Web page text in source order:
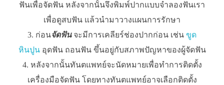
ฟันเพื่อจัดฟัน หลังจากนั้นจึงพิมพ์ปากแบบจำลองฟันเรา
เพื่อดูสบฟัน แล้วนำมาวางแผนการรักษา
ก่อนจัดฟันจะมีการเคลียร์ช่องปากก่อน เช่น ขูด
หินปูนอุดฟัน ถอนฟัน ขึ้นอยู่กับสภาพปัญหาของผู้จัดฟัน
หลังจากนั้นทันตแพทย์จะนัดหมายเพื่อทำการติดตั้ง
เครื่องมือจัดฟัน โดยทางทันตแพทย์อาจเลือกติดตั้ง